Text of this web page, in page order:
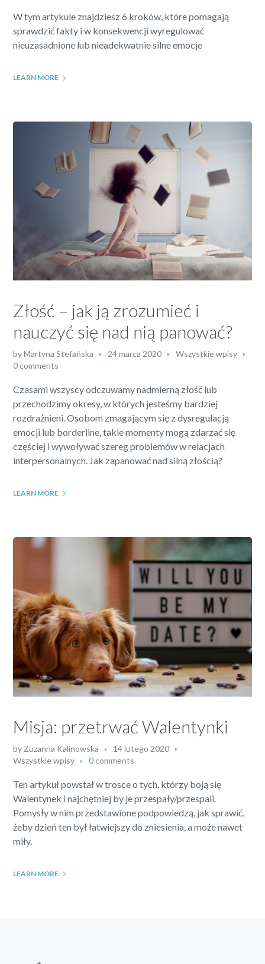
W tym artykule znajdziesz 6 kroków, które pomagają
sprawdzić fakty i w konsekwencji wyregulować
nieuzasadnione lub nieadekwatnie silne emocje
LEARN MORE
Złość – jak ją zrozumieć i
nauczyć się nad nią panować?
byMartyna Stefańska 24 marca 2020
Wszystkie wpisy
0 comments
Czasami wszyscy odczuwamy nadmierną złość lub
przechodzimy okresy, w których jesteśmy bardziej
rozdrażnieni. Osobom zmagającym się z dysregulacją
emocji lub borderline, takie momenty mogą zdarzać się
częściej i wywoływać szereg problemów w relacjach
interpersonalnych. Jak zapanować nad silną złością?
LEARN MORE
Misja: przetrwać Walentynki
by Zuzanna Kalinowska
14 lutego 2020
Wszystkie wpisy
0 comments
Ten artykuł powstał w trosce o tych, którzy boją się
Walentynek i najchętniej by je przespały/przespali.
Pomysły w nim przedstawione podpowiedzą, jak sprawić,
żeby dzień ten był łatwiejszy do zniesienia, a może nawet
miły.
LEARN MORE